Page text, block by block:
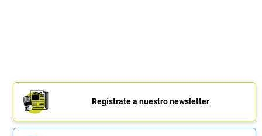
Regístrate a nuestro newsletter